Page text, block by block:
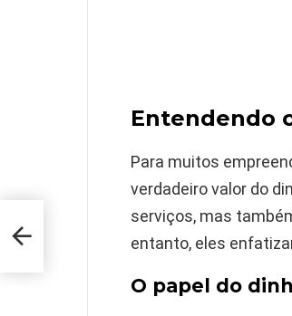
Entendendo
Para muitos
verdadeiro valor do
serviços, mas
entanto, eles
O papel do
0-